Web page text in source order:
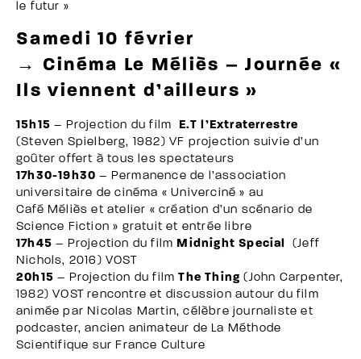
le futur »
Samedi 10 février
→ Cinéma Le Méliès – Journée «
Ils viennent d’ailleurs »
15h15 – Projection du film E.T l’Extraterrestre
(Steven Spielberg, 1982) VF projection suivie d’un
goûter offert à tous les spectateurs
17h30-19h30 – Permanence de l’association
universitaire de cinéma « Univerciné » au
Café Méliès et atelier « création d’un scénario de
Science Fiction » gratuit et entrée libre
17h45 – Projection du film Midnight Special
(Jeff
Nichols, 2016) VOST
20h15 – Projection du filmThe Thing (John Carpenter,
1982) VOST rencontre et discussion autour du film
animée par Nicolas Martin, célèbre journaliste et
podcaster, ancien animateur de La Méthode
Scientifique sur France Culture